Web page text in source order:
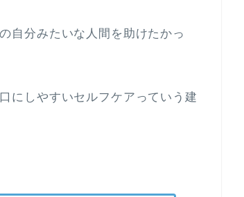
自分みたいな人間を助けたかっ
にしやすいセルフケアっていう建